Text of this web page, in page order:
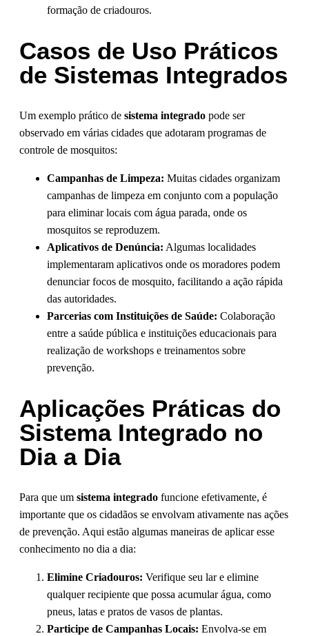
formação de criadouros.
Casos de Uso Práticos
de Sistemas Integrados
Um exemplo prático de sistema integrado pode ser
observado em várias cidades que adotaram programas de
controle de mosquitos:
Campanhas de Limpeza: Muitas cidades organizam
campanhas de limpeza em conjunto com a população
para eliminar locais com água parada, onde os
mosquitos se reproduzem.
Aplicativos de Denúncia: Algumas localidades
implementaram aplicativos onde os moradores podem
denunciar focos de mosquito, facilitando a ação rápida
das autoridades.
Parcerias com Instituições de Saúde: Colaboração
entre a saúde pública e instituições educacionais para
realização de workshops e treinamentos sobre
prevenção.
Aplicações Práticas do
Sistema Integrado no
Dia a Dia
Para que um sistema integrado funcione efetivamente, é
importante que os cidadãos se envolvam ativamente nas ações
de prevenção. Aqui estão algumas maneiras de aplicar esse
conhecimento no dia a dia:
Elimine Criadouros: Verifique seu lar e elimine
qualquer recipiente que possa acumular água, como
pneus, latas e pratos de vasos de plantas.
Participe de Campanhas Locais: Envolva-se em